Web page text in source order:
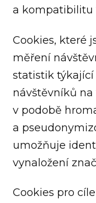
a kompatibilitu
Cookies, které
měření
statistik týkající
návštěvníků
v podobě
a
umožňuje
vynaložení
Cookies pro